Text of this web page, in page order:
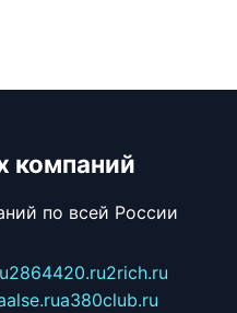
компаний
по всей России
2864420.ru2rich.ru
a380club.ru